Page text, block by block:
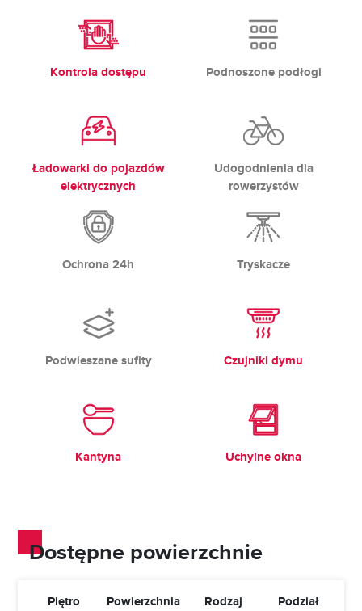
Kontrola dostępu Podnoszone podłogi
Ładowarki do pojazdów
elektrycznych
Udogodnienia dla
rowerzystów
Ochrona 24h Tryskacze
Podwieszane sufity Czujniki dymu
Kantyna Uchylne okna
Dostępne powierzchnie
Piętro Powierzchnia Rodzaj Podział